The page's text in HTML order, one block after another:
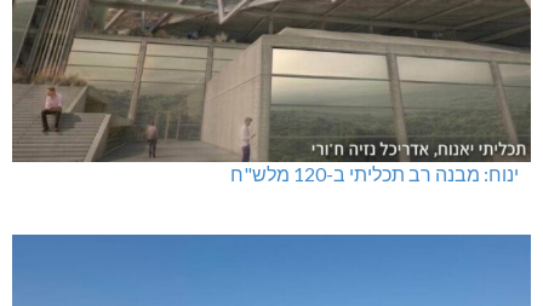
ינוח: מבנה רב תכליתי ב-120 מלש"ח